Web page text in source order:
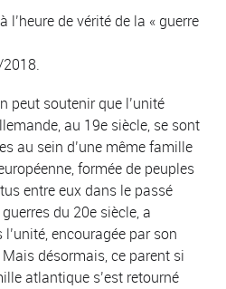
l’heure de vérité de la « guerre
peut soutenir que l’unité
au 19e siècle, se sont
au sein d’une même famille
formée de peuples
entre eux dans le passé
du 20e siècle, a
encouragée par son
désormais, ce parent si
atlantique s’est retourné